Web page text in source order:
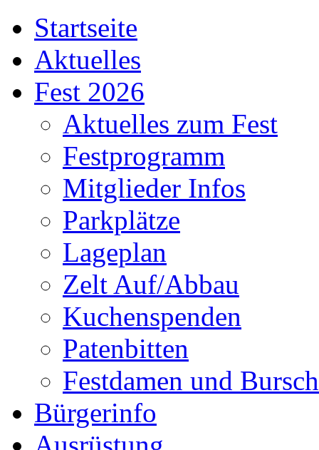
Startseite
Aktuelles
Fest 2026
Aktuelles zum Fest
Festprogramm
Mitglieder Infos
Parkplätze
Lageplan
Zelt Auf/Abbau
Kuchenspenden
Patenbitten
Festdamen und
Bürgerinfo